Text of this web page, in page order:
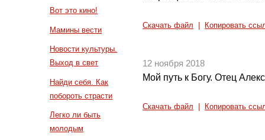
Вот это кино!
Мамины вести
Новости культуры.
Выход в свет
Найди себя. Как
побороть страсти
Легко ли быть
молодым
Скачать файл Копировать
12 ноября 2018
Мой путь к Богу. Отец
Скачать файл Копировать